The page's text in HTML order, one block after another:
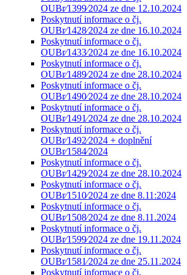
OUBr⁄1399⁄2024 ze dne 12.10.2024
Poskytnutí informace o čj.
OUBr⁄1428⁄2024 ze dne 16.10.2024
Poskytnutí informace o čj.
OUBr⁄1433⁄2024 ze dne 16.10.2024
Poskytnutí informace o čj.
OUBr⁄1489⁄2024 ze dne 28.10.2024
Poskytnutí informace o čj.
OUBr⁄1490⁄2024 ze dne 28.10.2024
Poskytnutí informace o čj.
OUBr⁄1491⁄2024 ze dne 28.10.2024
Poskytnutí informace o čj.
OUBr⁄1492⁄2024 + doplnění
OUBr⁄1584⁄2024
Poskytnutí informace o čj.
OUBr⁄1429⁄2024 ze dne 28.10.2024
Poskytnutí informace o čj.
OUBr⁄1510⁄2024 ze dne 8.11:2024
Poskytnutí informace o čj.
OUBr⁄1508⁄2024 ze dne 8.11.2024
Poskytnutí informace o čj.
OUBr⁄1599⁄2024 ze dne 19.11.2024
Poskytnutí informace o čj.
OUBr⁄1581⁄2024 ze dne 25.11.2024
Poskytnutí informace o čj.